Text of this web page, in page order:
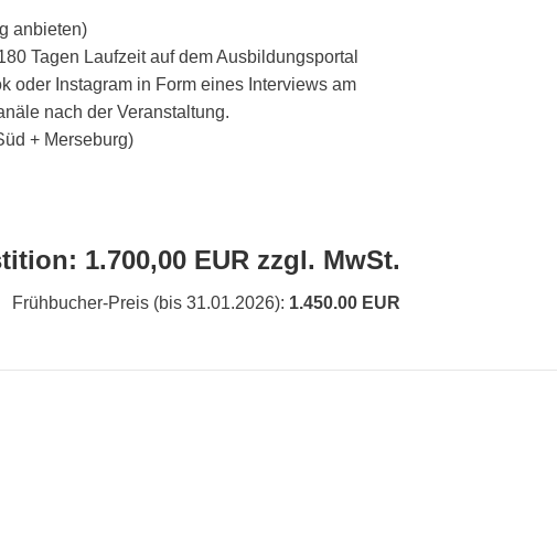
anbieten)
Tagen Laufzeit auf dem Ausbildungsportal
oder Instagram in Form eines Interviews am
nach der Veranstaltung.
+ Merseburg)
1.700,00 EUR zzgl. MwSt.
Frühbucher-Preis (bis 31.01.2026): 1.450.00 EUR